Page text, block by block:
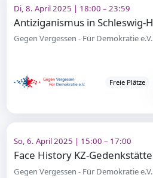
Di, 8. April 2025 | 18:00 – 23:59
Gegen Vergessen - Für Demokratie e.V.
Freie Plätze
So, 6. April 2025 | 15:00 – 17:00
Gegen Vergessen - Für Demokratie e.V.